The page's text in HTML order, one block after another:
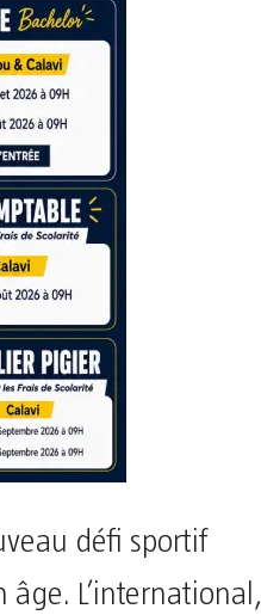
défi sportif
L’international,